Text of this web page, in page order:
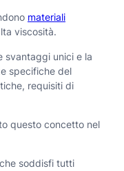
materiali
viscosità.
svantaggi unici e la
specifiche del
requisiti di
questo concetto nel
soddisfi tutti